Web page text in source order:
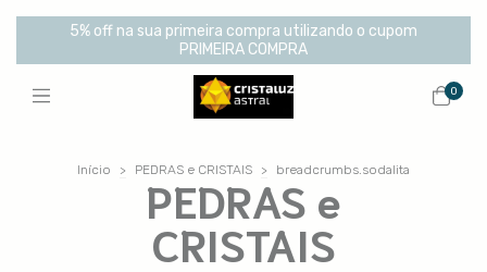
5% off na sua primeira compra utilizando o cupom
PRIMEIRA COMPRA
0
Início > PEDRAS e CRISTAIS > breadcrumbs.sodalita
PEDRAS e
CRISTAIS